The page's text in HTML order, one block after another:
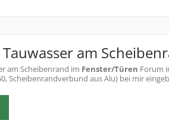
am
am Scheibenrand im Fenster/Türen Forum
Scheibenrandverbund aus Alu) bei mir